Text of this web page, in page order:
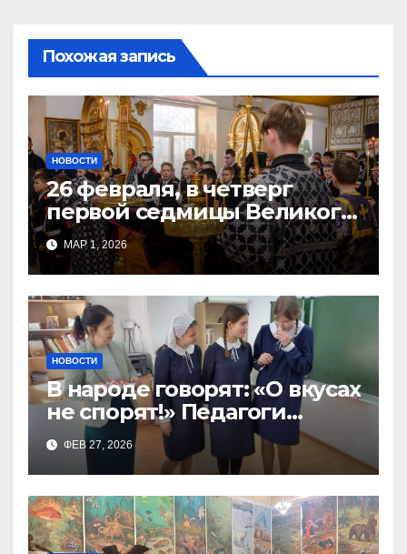
Похожая запись
НОВОСТИ
26 февраля, в четверг
первой седмицы Великого
Поста, в Свято-Никольском
храме состоялось Великое
МАР 1, 2026
НОВОСТИ
В народе говорят: «О вкусах
не спорят!» Педагоги
поварского отделения
Тимченко О.О.
ФЕВ 27, 2026